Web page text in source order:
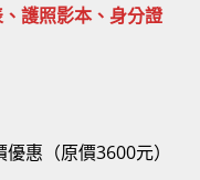
護照影本、身分證
惠（原價3600元）